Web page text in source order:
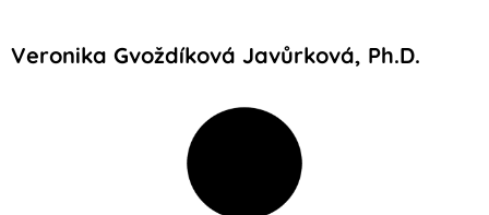
Veronika Gvoždíková Javůrková, Ph.D.